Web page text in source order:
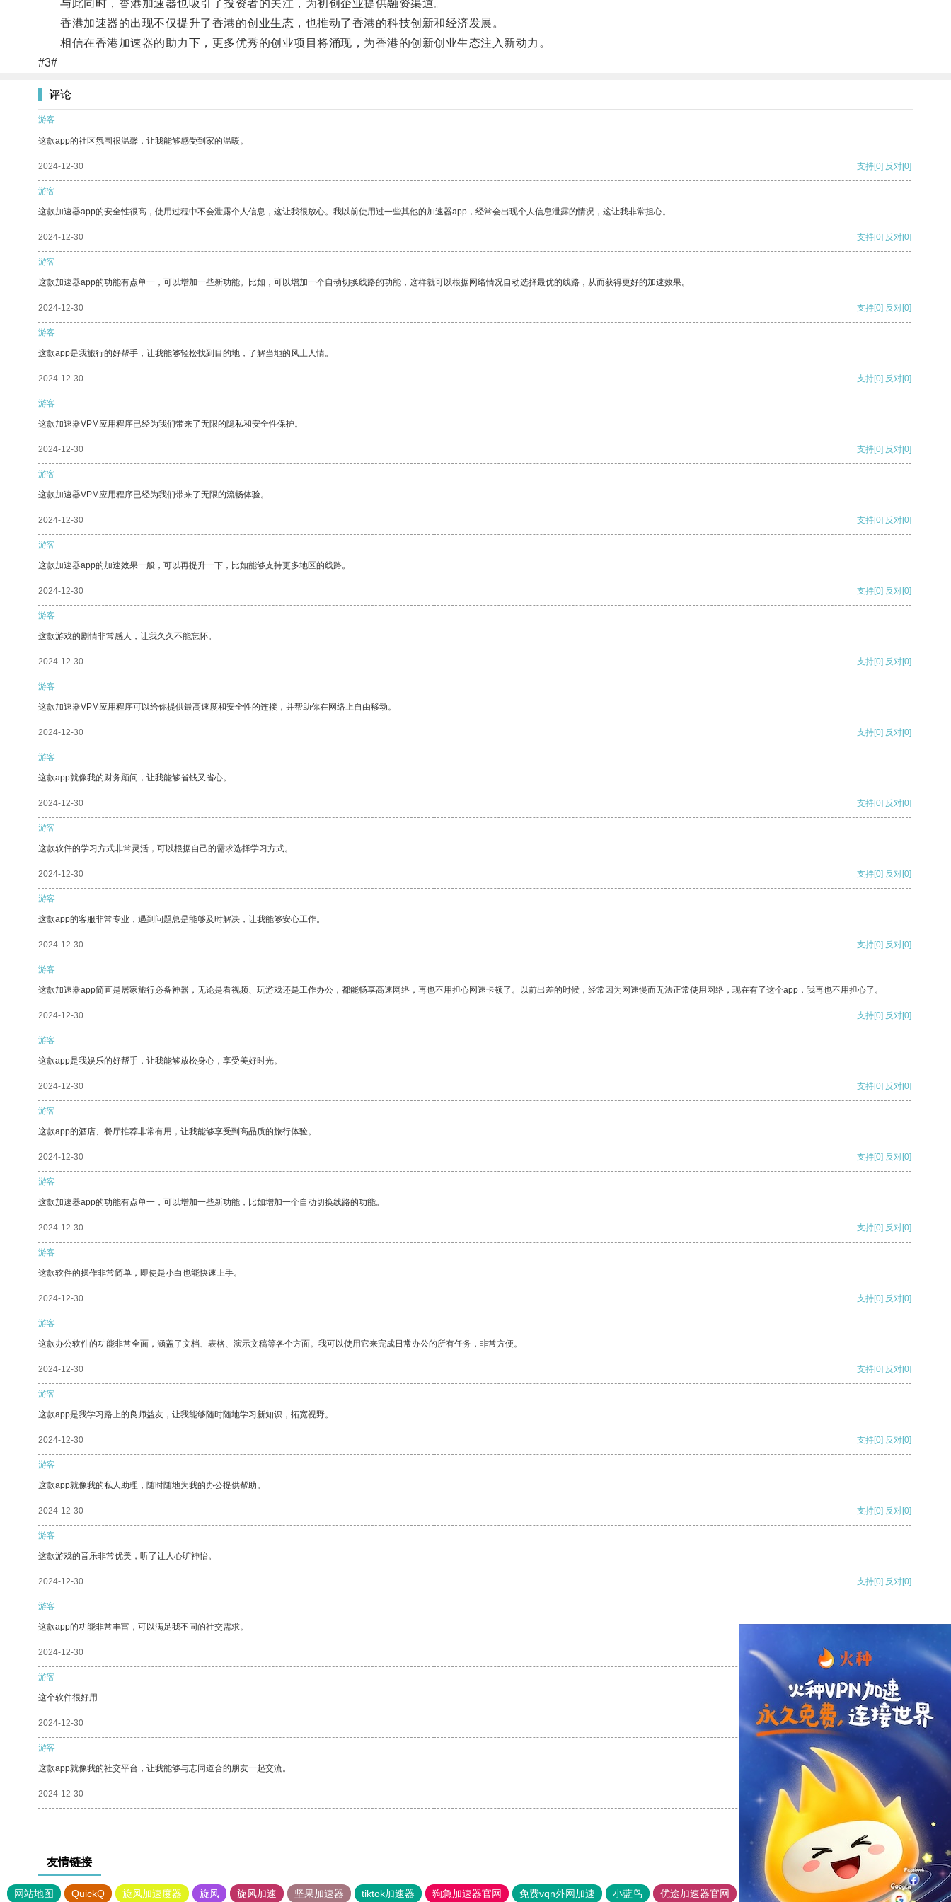
与此同时，香港加速器也吸引了投资者的关注，为初创企业提供融资渠道。
香港加速器的出现不仅提升了香港的创业生态，也推动了香港的科技创新和经济发展。
相信在香港加速器的助力下，更多优秀的创业项目将涌现，为香港的创新创业生态注入新动力。
#3#
评论
游客
这款app的社区氛围很温馨，让我能够感受到家的温暖。
2024-12-30 支持[0] 反对[0]
游客
这款加速器app的安全性很高，使用过程中不会泄露个人信息，这让我很放心。我以前使用过一些其他的加速器app，经常会出现个人信息泄露的情况，这让我非常担心。
2024-12-30 支持[0] 反对[0]
游客
这款加速器app的功能有点单一，可以增加一些新功能。比如，可以增加一个自动切换线路的功能，这样就可以根据网络情况自动选择最优的线路，从而获得更好的加速效果。
2024-12-30 支持[0] 反对[0]
游客
这款app是我旅行的好帮手，让我能够轻松找到目的地，了解当地的风土人情。
2024-12-30 支持[0] 反对[0]
游客
这款加速器VPM应用程序已经为我们带来了无限的隐私和安全性保护。
2024-12-30 支持[0] 反对[0]
游客
这款加速器VPM应用程序已经为我们带来了无限的流畅体验。
2024-12-30 支持[0] 反对[0]
游客
这款加速器app的加速效果一般，可以再提升一下，比如能够支持更多地区的线路。
2024-12-30 支持[0] 反对[0]
游客
这款游戏的剧情非常感人，让我久久不能忘怀。
2024-12-30 支持[0] 反对[0]
游客
这款加速器VPM应用程序可以给你提供最高速度和安全性的连接，并帮助你在网络上自由移动。
2024-12-30 支持[0] 反对[0]
游客
这款app就像我的财务顾问，让我能够省钱又省心。
2024-12-30 支持[0] 反对[0]
游客
这款软件的学习方式非常灵活，可以根据自己的需求选择学习方式。
2024-12-30 支持[0] 反对[0]
游客
这款app的客服非常专业，遇到问题总是能够及时解决，让我能够安心工作。
2024-12-30 支持[0] 反对[0]
游客
这款加速器app简直是居家旅行必备神器，无论是看视频、玩游戏还是工作办公，都能畅享高速网络，再也不用担心网速卡顿了。以前出差的时候，经常因为网速慢而无法正常使用网络，现在有了这个app，我再也不用担心了。
2024-12-30 支持[0] 反对[0]
游客
这款app是我娱乐的好帮手，让我能够放松身心，享受美好时光。
2024-12-30 支持[0] 反对[0]
游客
这款app的酒店、餐厅推荐非常有用，让我能够享受到高品质的旅行体验。
2024-12-30 支持[0] 反对[0]
游客
这款加速器app的功能有点单一，可以增加一些新功能，比如增加一个自动切换线路的功能。
2024-12-30 支持[0] 反对[0]
游客
这款软件的操作非常简单，即使是小白也能快速上手。
2024-12-30 支持[0] 反对[0]
游客
这款办公软件的功能非常全面，涵盖了文档、表格、演示文稿等各个方面。我可以使用它来完成日常办公的所有任务，非常方便。
2024-12-30 支持[0] 反对[0]
游客
这款app是我学习路上的良师益友，让我能够随时随地学习新知识，拓宽视野。
2024-12-30 支持[0] 反对[0]
游客
这款app就像我的私人助理，随时随地为我的办公提供帮助。
2024-12-30 支持[0] 反对[0]
游客
这款游戏的音乐非常优美，听了让人心旷神怡。
2024-12-30 支持[0] 反对[0]
游客
这款app的功能非常丰富，可以满足我不同的社交需求。
2024-12-30 支持
游客
这个软件很好用
2024-12-30 支持[0] 反对[0]
游客
这款app就像我的社交平台，让我能够与志同道合的朋友一起交流。
2024-12-30 支持[0] 反对[0]
友情链接
网站地图 QuickQ 旋风加速度器 旋风 旋风加速 坚果加速器 tiktok加速器 狗急加速器官网 免费vqn外网加速 小蓝鸟 优途加速器官网 风驰加速器 旋风加速器 八戒看书